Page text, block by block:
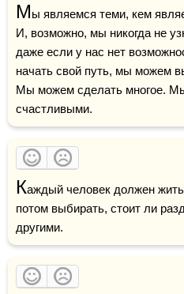
Мы являемся теми, кем
И, возможно, мы никогда не
даже если у нас нет
начать свой путь, мы можем
Мы можем сделать многое.
счастливыми.
Каждый человек должен
потом выбирать, стоит ли
другими.